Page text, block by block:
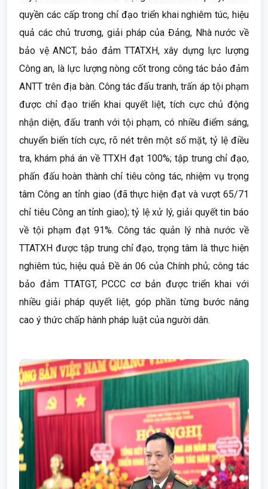
quyền các cấp trong chỉ đạo triển khai nghiêm túc, hiệu
quả các chủ trương, giải pháp của Đảng, Nhà nước về
bảo vệ ANCT, bảo đảm TTATXH, xây dựng lực lượng
Công an, là lực lượng nòng cốt trong công tác bảo đảm
ANTT trên địa bàn. Công tác đấu tranh, trấn áp tội phạm
được chỉ đạo triển khai quyết liệt, tích cực chủ động
nhận diện, đấu tranh với tội phạm, có nhiều điểm sáng,
chuyển biến tích cực, rõ nét trên một số mặt, tỷ lệ điều
tra, khám phá án về TTXH đạt 100%; tập trung chỉ đạo,
phấn đấu hoàn thành chỉ tiêu công tác, nhiệm vụ trọng
tâm Công an tỉnh giao (đã thực hiện đạt và vượt 65/71
chỉ tiêu Công an tỉnh giao); tỷ lệ xử lý, giải quyết tin báo
về tội phạm đạt 91%. Công tác quản lý nhà nước về
TTATXH được tập trung chỉ đạo, trọng tâm là thực hiện
nghiêm túc, hiệu quả Đề án 06 của Chính phủ; công tác
bảo đảm TTATGT, PCCC cơ bản được triển khai với
nhiều giải pháp quyết liệt, góp phần từng bước nâng
cao ý thức chấp hành pháp luật của người dân.